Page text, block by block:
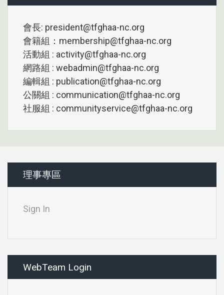
會長: president@tfghaa-nc.org
會籍組：membership@tfghaa-nc.org
活動組 : activity@tfghaa-nc.org
網路組 : webadmin@tfghaa-nc.org
編輯組 : publication@tfghaa-nc.org
公關組 : communication@tfghaa-nc.org
社服組 : communityservice@tfghaa-nc.org
理事專區
Sign In
WebTeam Login